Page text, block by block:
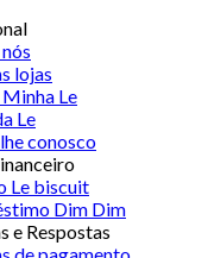
lojas
Le
Le
conosco
Le biscuit
Dim Dim
e Respostas